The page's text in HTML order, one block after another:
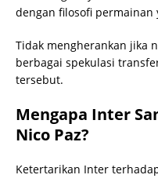
dengan filosofi
Tidak mengherankan jika
berbagai spekulasi
tersebut.
Mengapa Inter
Nico Paz?
Ketertarikan Inter